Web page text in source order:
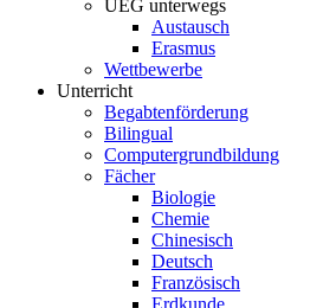
UEG unterwegs
Austausch
Erasmus
Wettbewerbe
Unterricht
Begabtenförderung
Bilingual
Computergrundbildung
Fächer
Biologie
Chemie
Chinesisch
Deutsch
Französisch
Erdkunde